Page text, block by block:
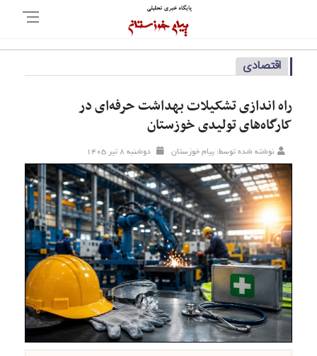
اقتصادی
راه اندازی تشکیلات بهداشت حرفه‌ای در
کارگاه‌های تولیدی خوزستان
نوشته شده توسط: پیام خوزستان دوشنبه ۸ تير ۱۴۰۵